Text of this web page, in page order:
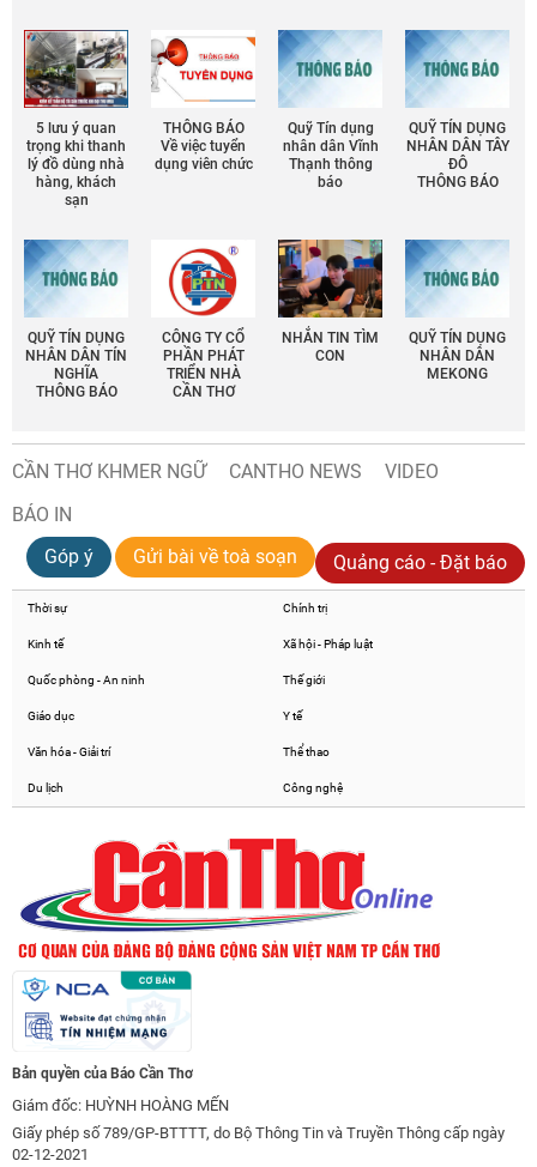
5 lưu ý quan
trọng khi thanh
lý đồ dùng nhà
hàng, khách
sạn
THÔNG BÁO
Về việc tuyển
dụng viên chức
Quỹ Tín dụng
nhân dân Vĩnh
Thạnh thông
báo
QUỸ TÍN DỤNG
NHÂN DÂN TÂY
ĐÔ
THÔNG BÁO
QUỸ TÍN DỤNG
NHÂN DÂN TÍN
NGHĨA
THÔNG BÁO
CÔNG TY CỔ
PHẦN PHÁT
TRIỂN NHÀ
CẦN THƠ
NHẮN TIN TÌM
CON
QUỸ TÍN DỤNG
NHÂN DÂN
MEKONG
CẦN THƠ KHMER NGỮ CANTHO NEWS
VIDEO
BÁO IN
Góp ý
Gửi bài về toà soạn Quảng cáo - Đặt báo
Thời sự Chính trị
Kinh tế Xã hội - Pháp luật
Quốc phòng - An ninh Thế giới
Giáo dục Y tế
Văn hóa - Giải trí Thể thao
Du lịch Công nghệ
Bản quyền của Báo Cần Thơ
Giám đốc: HUỲNH HOÀNG MẾN
Giấy phép số 789/GP-BTTTT, do Bộ Thông Tin và Truyền Thông cấp ngày
02-12-2021